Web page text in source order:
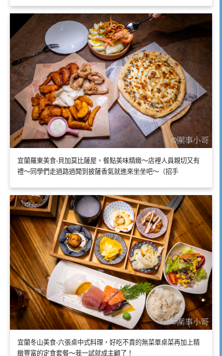
宜蘭羅東美食-貝加莫比薩屋，餐點美味精緻～店裡人員親切又有
禮～同學們走過路過聞到披薩香氣就進來坐坐吧～（招手
宜蘭冬山美食-六張桌中式料理，好吃不貴的無菜單桌菜再加上精
緻豐富的定食套餐～我一試就成主顧了！